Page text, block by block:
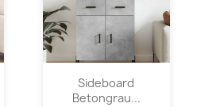
Sideboard
Betongrau...